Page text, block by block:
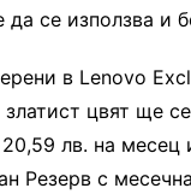
се използва и
в Lenovo
цвят ще
лв. на
Резерв с